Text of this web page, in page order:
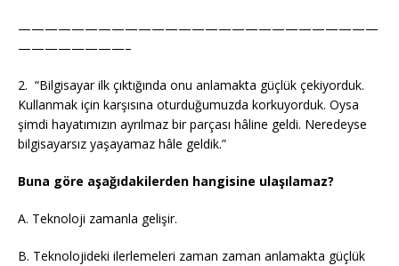
———————————————————————————
————————–
2. “Bilgisayar ilk çıktığında onu anlamakta güçlük çekiyorduk.
Kullanmak için karşısına oturduğumuzda korkuyorduk. Oysa
şimdi hayatımızın ayrılmaz bir parçası hâline geldi. Neredeyse
bilgisayarsız yaşayamaz hâle geldik.”
Buna göre aşağıdakilerden hangisine ulaşılamaz?
A. Teknoloji zamanla gelişir.
B. Teknolojideki ilerlemeleri zaman zaman anlamakta güçlük